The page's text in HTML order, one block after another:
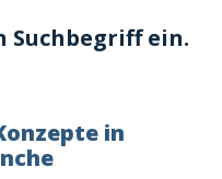
Suchbegriff ein.
in